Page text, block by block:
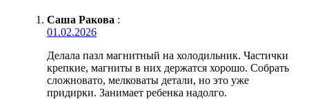
Саша Ракова :
01.02.2026
Делала пазл магнитный на холодильник. Частички
крепкие, магниты в них держатся хорошо. Собрать
сложновато, мелковаты детали, но это уже
придирки. Занимает ребенка надолго.